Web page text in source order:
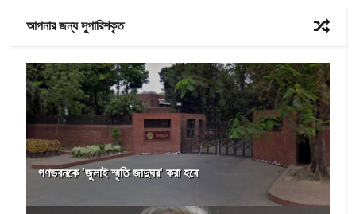
আপনার জন্য সুপারিশকৃত
গণভবনকে 'জুলাই স্মৃতি জাদুঘর' করা হবে